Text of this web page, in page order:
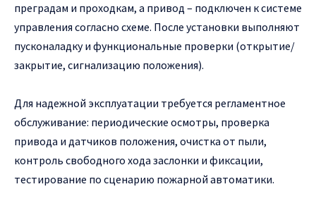
преградам и проходкам, а привод – подключен к системе
управления согласно схеме. После установки выполняют
пусконаладку и функциональные проверки (открытие/
закрытие, сигнализацию положения).
Для надежной эксплуатации требуется регламентное
обслуживание: периодические осмотры, проверка
привода и датчиков положения, очистка от пыли,
контроль свободного хода заслонки и фиксации,
тестирование по сценарию пожарной автоматики.